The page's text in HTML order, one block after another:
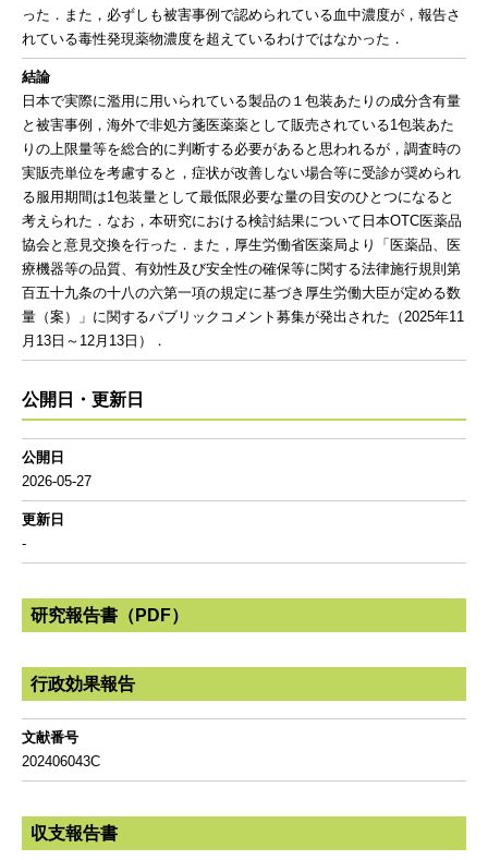
った．また，必ずしも被害事例で認められている血中濃度が，報告さ
れている毒性発現薬物濃度を超えているわけではなかった．
結論
日本で実際に濫用に用いられている製品の１包装あたりの成分含有量
と被害事例，海外で非処方箋医薬薬として販売されている1包装あた
りの上限量等を総合的に判断する必要があると思われるが，調査時の
実販売単位を考慮すると，症状が改善しない場合等に受診が奨められ
る服用期間は1包装量として最低限必要な量の目安のひとつになると
考えられた．なお，本研究における検討結果について日本OTC医薬品
協会と意見交換を行った．また，厚生労働省医薬局より「医薬品、医
療機器等の品質、有効性及び安全性の確保等に関する法律施行規則第
百五十九条の十八の六第一項の規定に基づき厚生労働大臣が定める数
量（案）」に関するパブリックコメント募集が発出された（2025年11
月13日～12月13日）．
公開日・更新日
公開日
2026-05-27
更新日
-
研究報告書（PDF）
行政効果報告
文献番号
202406043C
収支報告書